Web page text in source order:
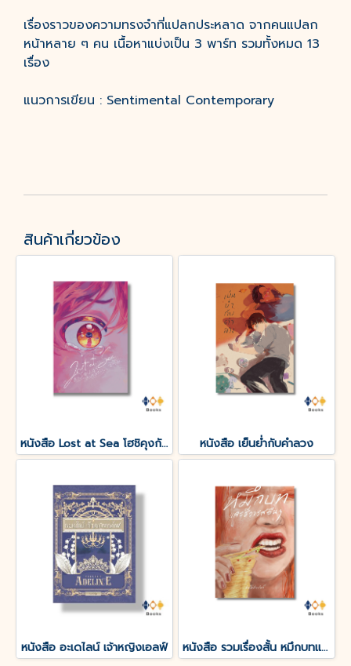
เรื่องราวของความทรงจำที่แปลกประหลาด จากคนแปลก
หน้าหลาย ๆ คน เนื้อหาแบ่งเป็น 3 พาร์ท รวมทั้งหมด 13
เรื่อง
แนวการเขียน : Sentimental Contemporary
สินค้าเกี่ยวข้อง
หนังสือ Lost at Sea โฮชิคุงกับโมริคุงดูเหมือนจะหลงทาง หนังสือ เย็นย่ำกับคำลวง
หนังสือ อะเดไลน์ เจ้าหญิงเอลฟ์ หนังสือ รวมเรื่องสั้น หมึกบทและชีวารสอื่น ๆ